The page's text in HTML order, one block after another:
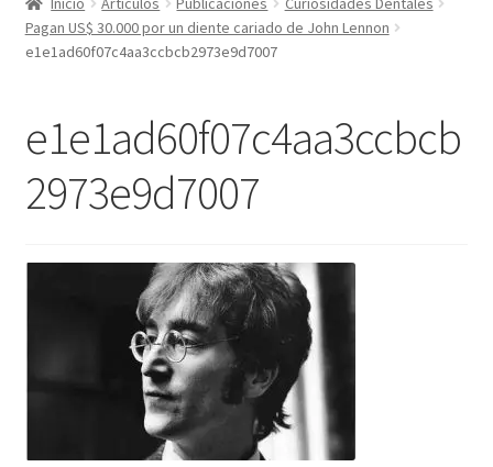
Blog
Pagan US$ 30.000 por un diente cariado de John Lennon
e1e1ad60f07c4aa3ccbcb2973e9d7007
e1e1ad60f07c4aa3ccbcb
2973e9d7007